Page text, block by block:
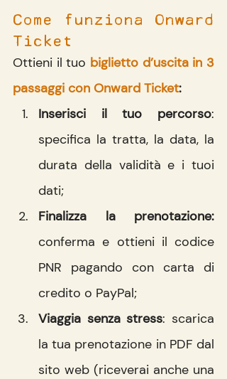
Come funziona Onward
Ticket
Ottieni il tuo biglietto d’uscita in 3
passaggi con Onward Ticket:
Inserisci il tuo percorso:
specifica la tratta, la data, la
durata della validità e i tuoi
dati;
Finalizza la prenotazione:
conferma e ottieni il codice
PNR pagando con carta di
credito o PayPal;
Viaggia senza stress: scarica
la tua prenotazione in PDF dal
sito web (riceverai anche una